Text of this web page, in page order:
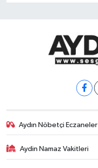
Aydın Nöbetçi Eczaneler
Aydin Namaz Vakitleri